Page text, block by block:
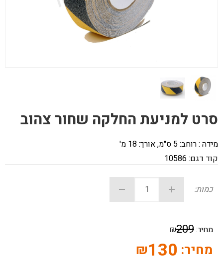
סרט למניעת החלקה שחור צהוב
מידה : רוחב: 5 ס"מ, אורך: 18 מ'
קוד דגם:10586
כמות:
מחיר:209
₪
מחיר: 130
₪